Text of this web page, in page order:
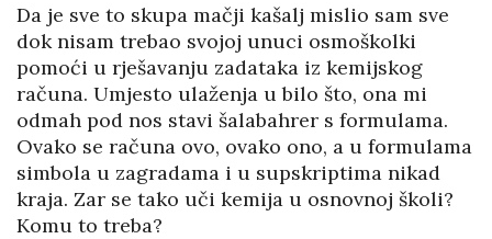
Da je sve to skupa mačji kašalj mislio sam sve
dok nisam trebao svojoj unuci osmoškolki
pomoći u rješavanju zadataka iz kemijskog
računa. Umjesto ulaženja u bilo što, ona mi
odmah pod nos stavi šalabahrer s formulama.
Ovako se računa ovo, ovako ono, a u formulama
simbola u zagradama i u supskriptima nikad
kraja. Zar se tako uči kemija u osnovnoj školi?
Komu to treba?